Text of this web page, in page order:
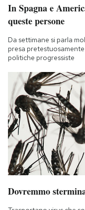
In Spagna e
queste persone
Da settimane si parla
presa
politiche progressiste
Dovremmo